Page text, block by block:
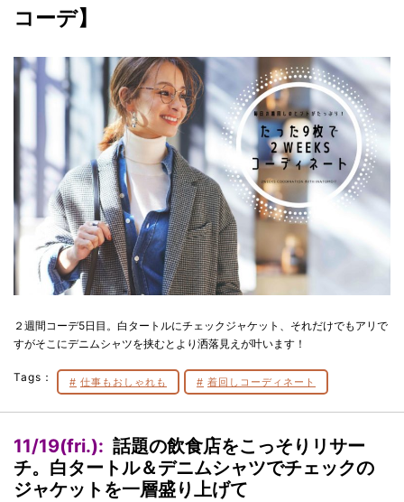
コーデ】
２週間コーデ5日目。白タートルにチェックジャケット、それだけでもアリで
すがそこにデニムシャツを挟むとより洒落見えが叶います！
Tags： 仕事もおしゃれも 着回しコーディネート
11/19(fri.): 話題の飲食店をこっそりリサー
チ。白タートル＆デニムシャツでチェックの
ジャケットを一層盛り上げて